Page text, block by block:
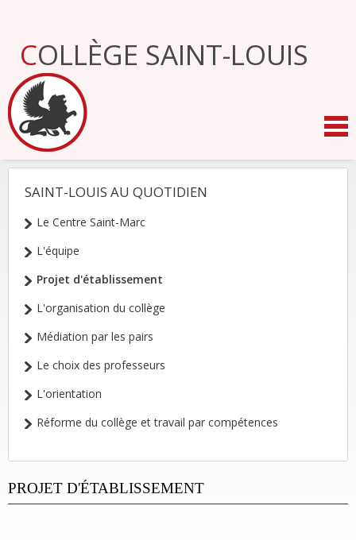
Aller
navigation
COLLÈGE SAINT-LOUIS
NAVIGATION
SAINT-LOUIS AU QUOTIDIEN
Le Centre Saint-Marc
L'équipe
Projet d'établissement
L'organisation du collège
Médiation par les pairs
Le choix des professeurs
L'orientation
Réforme du collège et travail par compétences
PROJET D'ÉTABLISSEMENT